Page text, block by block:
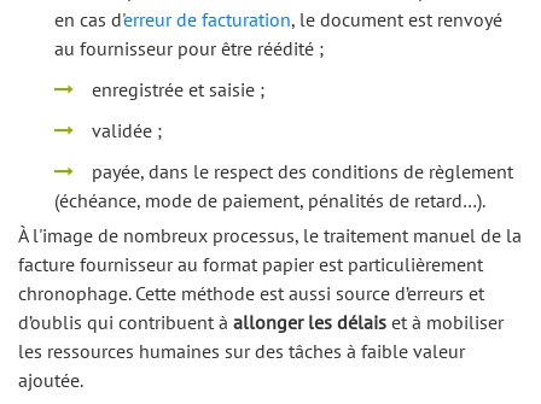
en cas d'erreur de facturation, le document est renvoyé
au fournisseur pour être réédité ;
enregistrée et saisie ;
validée ;
payée, dans le respect des conditions de règlement
(échéance, mode de paiement, pénalités de retard…).
À l'image de nombreux processus, le traitement manuel de la
facture fournisseur au format papier est particulièrement
chronophage. Cette méthode est aussi source d’erreurs et
d’oublis qui contribuent à allonger les délais et à mobiliser
les ressources humaines sur des tâches à faible valeur
ajoutée.